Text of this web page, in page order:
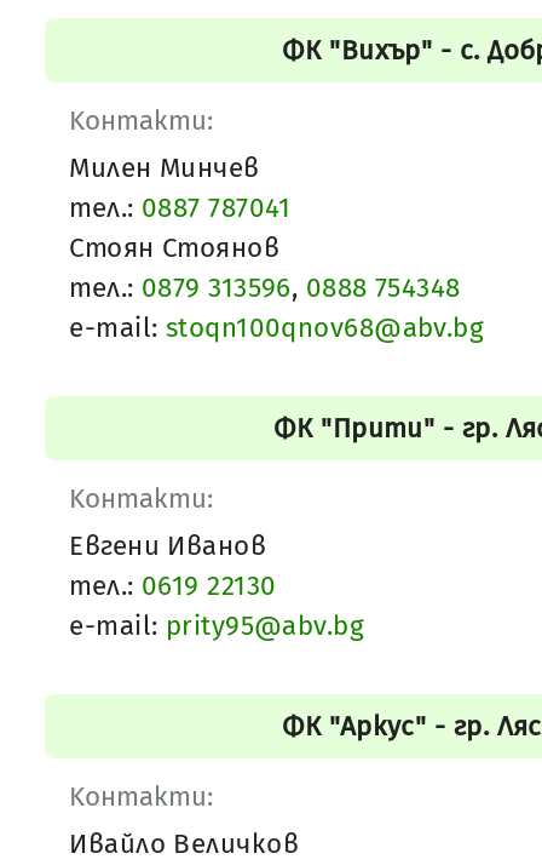
ФК "Вихър" - с.
Kонтакти:
Милен Минчев
тел.: 0887 787041
Стоян Стоянов
тел.: 0879 313596, 0888 754348
e-mail: stoqn100qnov68@abv.bg
ФК "Прити" - гр.
Kонтакти:
Евгени Иванов
тел.: 0619 22130
e-mail: prity95@abv.bg
ФК "Аркус" - гр.
Kонтакти:
Ивайло Величков